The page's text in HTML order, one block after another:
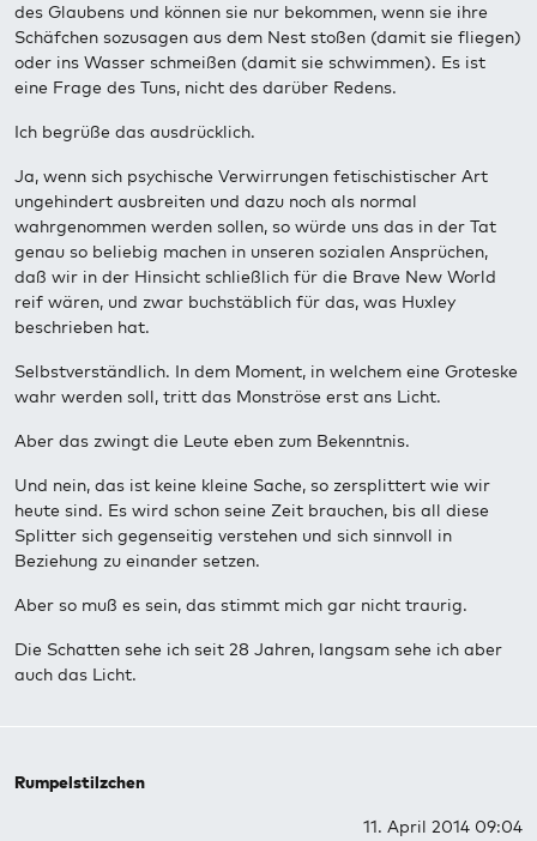
des Glaubens und können sie nur bekommen, wenn sie ihre
Schäfchen sozusagen aus dem Nest stoßen (damit sie fliegen)
oder ins Wasser schmeißen (damit sie schwimmen). Es ist
eine Frage des Tuns, nicht des darüber Redens.
Ich begrüße das ausdrücklich.
Ja, wenn sich psychische Verwirrungen fetischistischer Art
ungehindert ausbreiten und dazu noch als normal
wahrgenommen werden sollen, so würde uns das in der Tat
genau so beliebig machen in unseren sozialen Ansprüchen,
daß wir in der Hinsicht schließlich für die Brave New World
reif wären, und zwar buchstäblich für das, was Huxley
beschrieben hat.
Selbstverständlich. In dem Moment, in welchem eine Groteske
wahr werden soll, tritt das Monströse erst ans Licht.
Aber das zwingt die Leute eben zum Bekenntnis.
Und nein, das ist keine kleine Sache, so zersplittert wie wir
heute sind. Es wird schon seine Zeit brauchen, bis all diese
Splitter sich gegenseitig verstehen und sich sinnvoll in
Beziehung zu einander setzen.
Aber so muß es sein, das stimmt mich gar nicht traurig.
Die Schatten sehe ich seit 28 Jahren, langsam sehe ich aber
auch das Licht.
Rumpelstilzchen
11. April 2014 09:04